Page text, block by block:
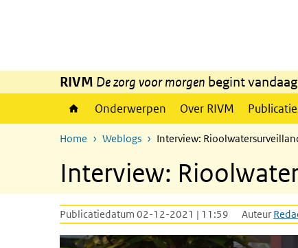
RIVM De zorg voor morgen begint vandaag
Onderwerpen Over RIVM
Home Weblogs Interview:
Interview:
Publicatiedatum 02-12-2021 | 11:59 Auteur